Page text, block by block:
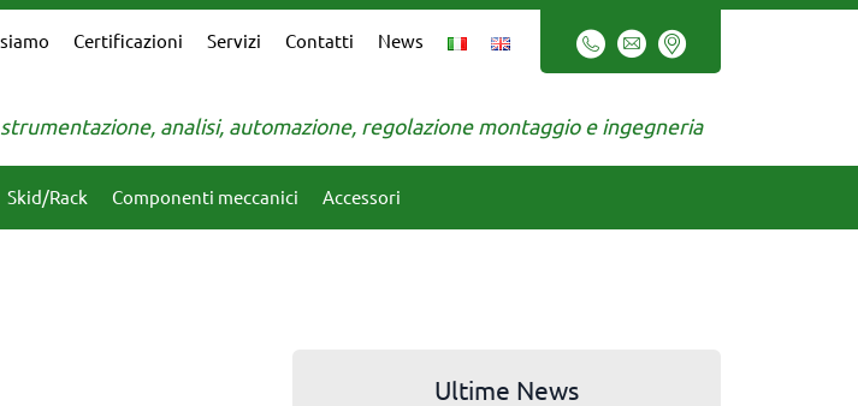
Certificazioni Servizi Contatti News
analisi, automazione, regolazione montaggio e ingegneria
Skid/Rack Componenti meccanici Accessori
Ultime News